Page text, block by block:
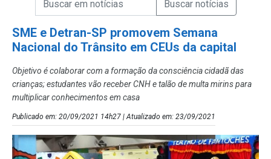
SME e Detran-SP promovem Semana
Nacional do Trânsito em CEUs da capital
Objetivo é colaborar com a formação da consciência cidadã das
crianças; estudantes vão receber CNH e talão de multa mirins para
multiplicar conhecimentos em casa
Publicado em: 20/09/2021 14h27 | Atualizado em: 23/09/2021